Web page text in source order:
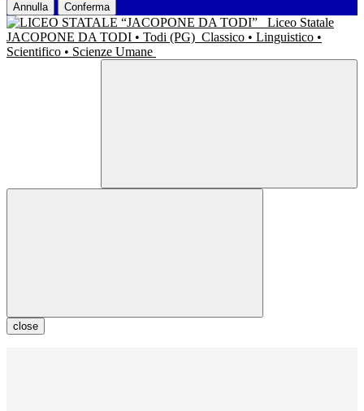
Annulla Conferma
Liceo Statale
JACOPONE DA TODI • Todi (PG) Classico • Linguistico •
Scientifico • Scienze Umane
close